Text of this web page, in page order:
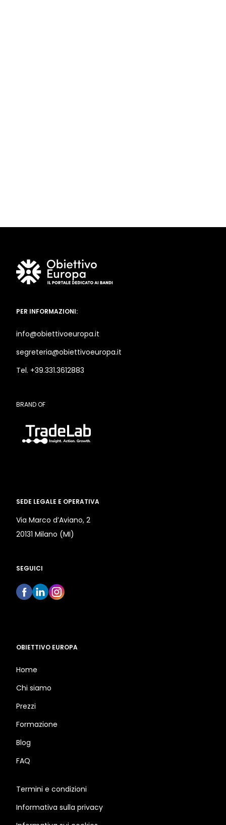
PER INFORMAZIONI:
info@obiettivoeuropa.it
segreteria@obiettivoeuropa.it
Tel. +39.331.3612883
BRAND OF
SEDE LEGALE E OPERATIVA
Via Marco d’Aviano, 2
20131 Milano (MI)
SEGUICI
OBIETTIVO EUROPA
Home
Chi siamo
Prezzi
Formazione
Blog
FAQ
Termini e condizioni
Informativa sulla privacy